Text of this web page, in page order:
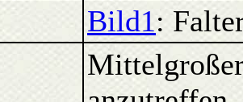
Bild1: